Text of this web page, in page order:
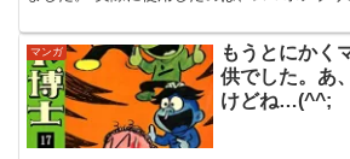
マンガ
もうとにかく
供でした。あ
けどね…(^^;